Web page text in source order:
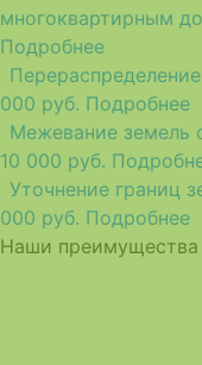
многоквартирным
Подробнее
000 руб. Подробнее
Межевание земель
10 000 руб.
Уточнение границ
000 руб. Подробнее
Наши преимущества